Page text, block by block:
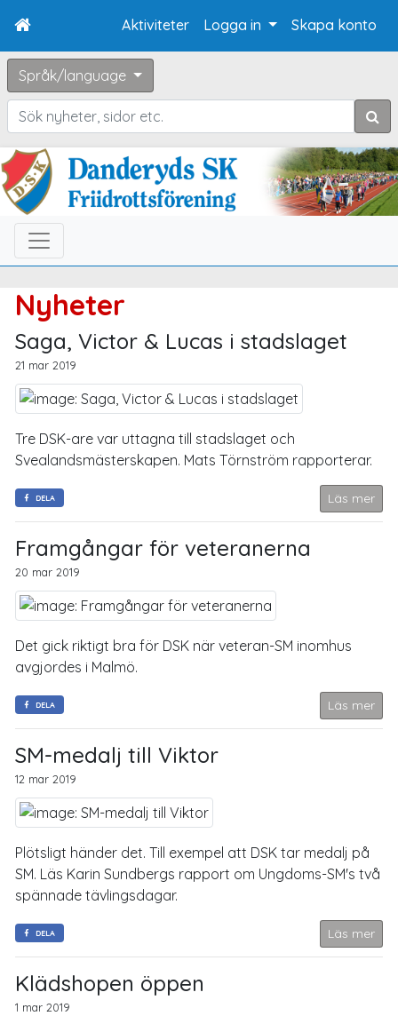
Aktiviteter Logga in Skapa konto
Språk/language
Sök
Nyheter
Saga, Victor & Lucas i stadslaget
21 mar 2019
Tre DSK-are var uttagna till stadslaget och
Svealandsmästerskapen. Mats Törnström rapporterar.
DELA Läs mer
Framgångar för veteranerna
20 mar 2019
Det gick riktigt bra för DSK när veteran-SM inomhus
avgjordes i Malmö.
DELA Läs mer
SM-medalj till Viktor
12 mar 2019
Plötsligt händer det. Till exempel att DSK tar medalj på
SM. Läs Karin Sundbergs rapport om Ungdoms-SM's två
spännade tävlingsdagar.
DELA Läs mer
Klädshopen öppen
1 mar 2019